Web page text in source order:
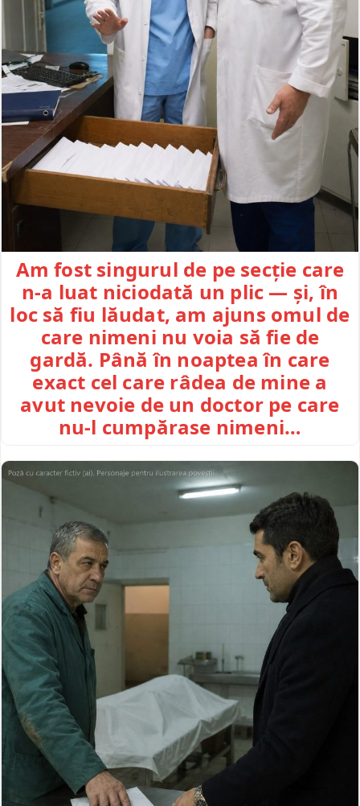
Am fost singurul de pe secție care
n-a luat niciodată un plic — și, în
loc să fiu lăudat, am ajuns omul de
care nimeni nu voia să fie de
gardă. Până în noaptea în care
exact cel care râdea de mine a
avut nevoie de un doctor pe care
nu-l cumpărase nimeni…